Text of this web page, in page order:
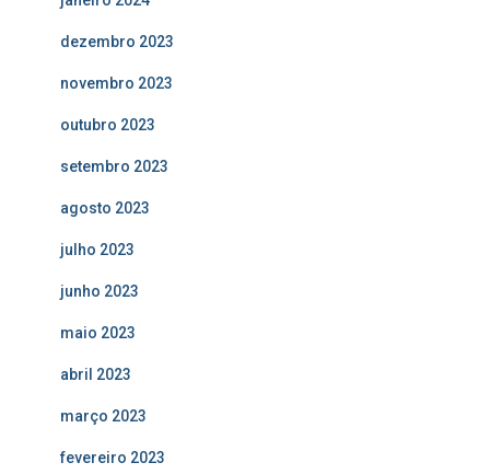
dezembro 2023
novembro 2023
outubro 2023
setembro 2023
agosto 2023
julho 2023
junho 2023
maio 2023
abril 2023
março 2023
fevereiro 2023